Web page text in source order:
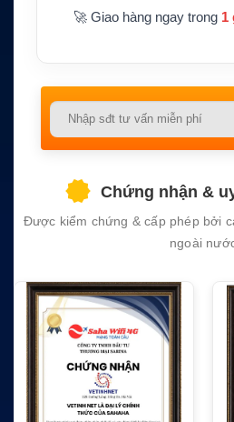
🚀 Giao hàng ngay trong 1
Chứng nhận &
Được kiểm chứng & cấp phép bởi
ngoài